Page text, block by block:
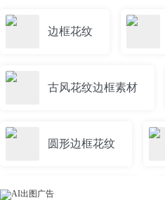
边框花纹
古风花纹边框素材
圆形边框花纹